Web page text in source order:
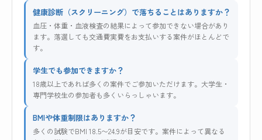
健康診断（スクリーニング）で落ちることはありますか？
血圧・体重・血液検査の結果によって参加できない場合があり
ます。落選しても交通費実費をお支払いする案件がほとんどで
す。
学生でも参加できますか？
18歳以上であれば多くの案件でご参加いただけます。大学生・
専門学校生の参加者も多くいらっしゃいます。
BMIや体重制限はありますか？
多くの試験でBMI 18.5〜24.9が目安です。案件によって異なる